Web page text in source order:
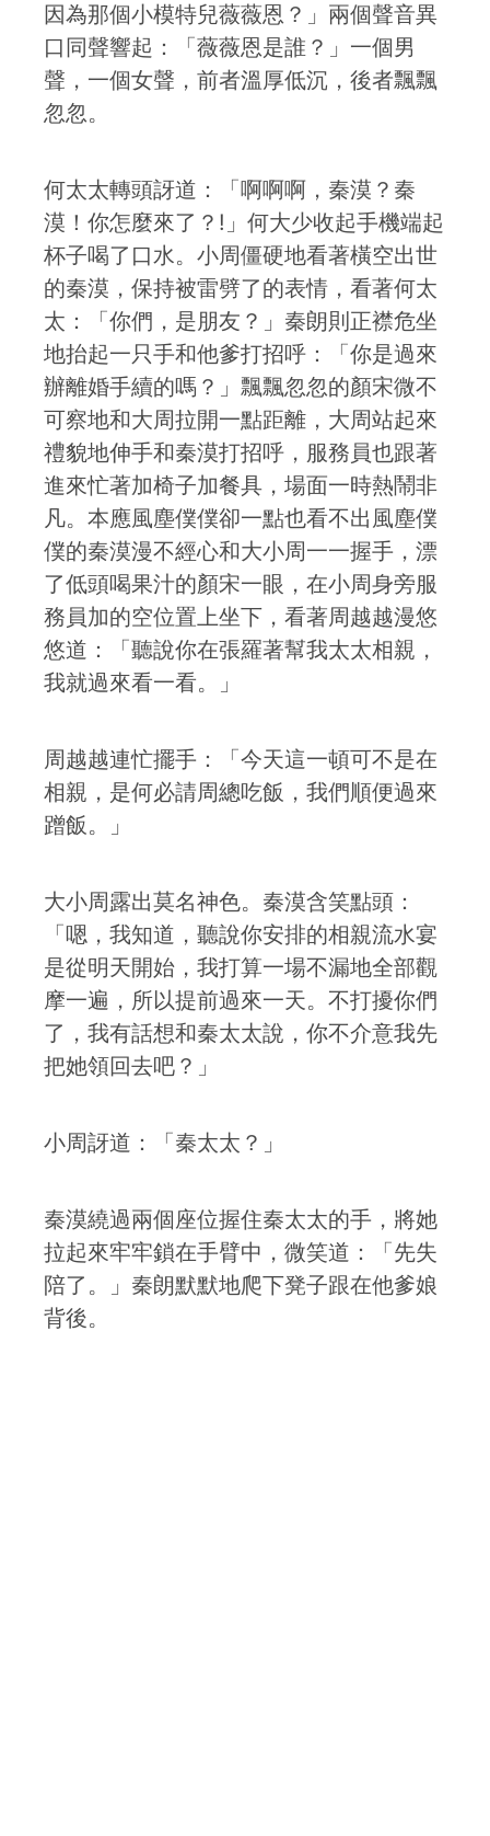
因為那個小模特兒薇薇恩？」兩個聲音異
口同聲響起：「薇薇恩是誰？」一個男
聲，一個女聲，前者溫厚低沉，後者飄飄
忽忽。
何太太轉頭訝道：「啊啊啊，秦漠？秦
漠！你怎麼來了？!」何大少收起手機端起
杯子喝了口水。小周僵硬地看著橫空出世
的秦漠，保持被雷劈了的表情，看著何太
太：「你們，是朋友？」秦朗則正襟危坐
地抬起一只手和他爹打招呼：「你是過來
辦離婚手續的嗎？」飄飄忽忽的顏宋微不
可察地和大周拉開一點距離，大周站起來
禮貌地伸手和秦漠打招呼，服務員也跟著
進來忙著加椅子加餐具，場面一時熱鬧非
凡。本應風塵僕僕卻一點也看不出風塵僕
僕的秦漠漫不經心和大小周一一握手，漂
了低頭喝果汁的顏宋一眼，在小周身旁服
務員加的空位置上坐下，看著周越越漫悠
悠道：「聽說你在張羅著幫我太太相親，
我就過來看一看。」
周越越連忙擺手：「今天這一頓可不是在
相親，是何必請周總吃飯，我們順便過來
蹭飯。」
大小周露出莫名神色。秦漠含笑點頭：
「嗯，我知道，聽說你安排的相親流水宴
是從明天開始，我打算一場不漏地全部觀
摩一遍，所以提前過來一天。不打擾你們
了，我有話想和秦太太說，你不介意我先
把她領回去吧？」
小周訝道：「秦太太？」
秦漠繞過兩個座位握住秦太太的手，將她
拉起來牢牢鎖在手臂中，微笑道：「先失
陪了。」秦朗默默地爬下凳子跟在他爹娘
背後。